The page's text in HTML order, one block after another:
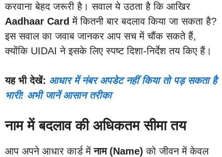
करवाना बेहद जरूरी है। सवाल ये उठता है कि आखिर
Aadhaar Card में कितनी बार बदलाव किया जा सकता है?
इस सवाल का जवाब जानकर आप सच में चौंक सकते हैं,
क्योंकि UIDAI ने इसके लिए स्पष्ट दिशा-निर्देश तय किए हैं।
यह भी देखें: आधार में नंबर अपडेट नहीं किया तो पड़ सकता है
भारी! अभी जानें आसान तरीका
नाम में बदलाव की अधिकतम सीमा तय
आप अपने आधार कार्ड मेंनाम (Name) को जीवन में केवल